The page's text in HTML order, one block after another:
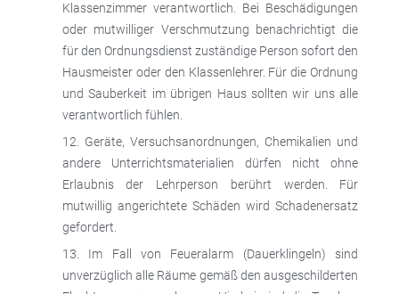
Klassenzimmer verantwortlich. Bei Beschädigungen
oder mutwilliger Verschmutzung benachrichtigt die
für den Ordnungsdienst zuständige Person sofort den
Hausmeister oder den Klassenlehrer. Für die Ordnung
und Sauberkeit im übrigen Haus sollten wir uns alle
verantwortlich fühlen.
Geräte, Versuchsanordnungen, Chemikalien und
andere Unterrichtsmaterialien dürfen nicht ohne
Erlaubnis der Lehrperson berührt werden. Für
mutwillig angerichtete Schäden wird Schadenersatz
gefordert.
Im Fall von Feueralarm (Dauerklingeln) sind
unverzüglich alle Räume gemäß den ausgeschilderten